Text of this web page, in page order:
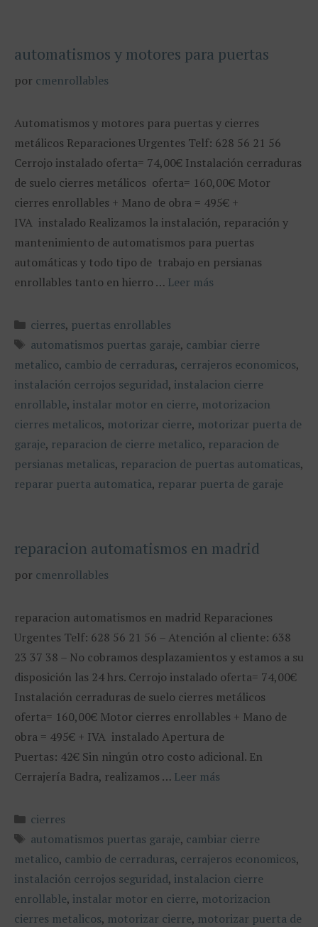
automatismos y motores para puertas
por cmenrollables
Automatismos y motores para puertas y cierres
metálicos Reparaciones Urgentes Telf: 628 56 21 56
Cerrojo instalado oferta= 74,00€ Instalación cerraduras
de suelo cierres metálicos oferta= 160,00€ Motor
cierres enrollables + Mano de obra = 495€ +
IVA instalado Realizamos la instalación, reparación y
mantenimiento de automatismos para puertas
automáticas y todo tipo de trabajo en persianas
enrollables tanto en hierro … Leer más
Categorías
cierres, puertas enrollables
Etiquetas
automatismos puertas garaje, cambiar cierre
metalico, cambio de cerraduras, cerrajeros economicos,
instalación cerrojos seguridad, instalacion cierre
enrollable, instalar motor en cierre, motorizacion
cierres metalicos, motorizar cierre, motorizar puerta de
garaje, reparacion de cierre metalico, reparacion de
persianas metalicas, reparacion de puertas automaticas,
reparar puerta automatica, reparar puerta de garaje
reparacion automatismos en madrid
por cmenrollables
reparacion automatismos en madrid Reparaciones
Urgentes Telf: 628 56 21 56 – Atención al cliente: 638
23 37 38 – No cobramos desplazamientos y estamos a su
disposición las 24 hrs. Cerrojo instalado oferta= 74,00€
Instalación cerraduras de suelo cierres metálicos
oferta= 160,00€ Motor cierres enrollables + Mano de
obra = 495€ + IVA instalado Apertura de
Puertas: 42€ Sin ningún otro costo adicional. En
Cerrajería Badra, realizamos … Leer más
Categorías
cierres
Etiquetas
automatismos puertas garaje, cambiar cierre
metalico, cambio de cerraduras, cerrajeros economicos,
instalación cerrojos seguridad, instalacion cierre
enrollable, instalar motor en cierre, motorizacion
cierres metalicos, motorizar cierre, motorizar puerta de